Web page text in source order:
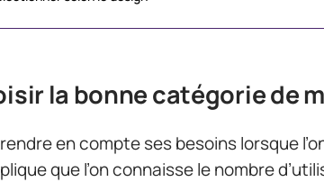
la bonne catégorie de
en compte ses besoins lorsque
que l’on connaisse le nombre